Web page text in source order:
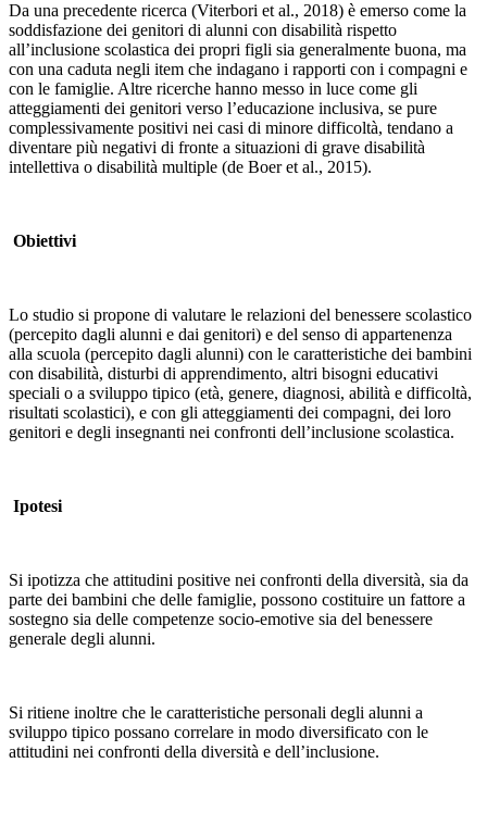
Da una precedente ricerca (Viterbori et al., 2018) è emerso come la
soddisfazione dei genitori di alunni con disabilità rispetto
all’inclusione scolastica dei propri figli sia generalmente buona, ma
con una caduta negli item che indagano i rapporti con i compagni e
con le famiglie. Altre ricerche hanno messo in luce come gli
atteggiamenti dei genitori verso l’educazione inclusiva, se pure
complessivamente positivi nei casi di minore difficoltà, tendano a
diventare più negativi di fronte a situazioni di grave disabilità
intellettiva o disabilità multiple (de Boer et al., 2015).
Obiettivi
Lo studio si propone di valutare le relazioni del benessere scolastico
(percepito dagli alunni e dai genitori) e del senso di appartenenza
alla scuola (percepito dagli alunni) con le caratteristiche dei bambini
con disabilità, disturbi di apprendimento, altri bisogni educativi
speciali o a sviluppo tipico (età, genere, diagnosi, abilità e difficoltà,
risultati scolastici), e con gli atteggiamenti dei compagni, dei loro
genitori e degli insegnanti nei confronti dell’inclusione scolastica.
Ipotesi
Si ipotizza che attitudini positive nei confronti della diversità, sia da
parte dei bambini che delle famiglie, possono costituire un fattore a
sostegno sia delle competenze socio-emotive sia del benessere
generale degli alunni.
Si ritiene inoltre che le caratteristiche personali degli alunni a
sviluppo tipico possano correlare in modo diversificato con le
attitudini nei confronti della diversità e dell’inclusione.